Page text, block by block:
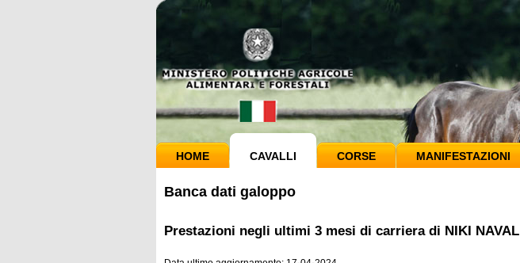
HOME CAVALLI CORSE MANIFESTAZIONI
Banca dati galoppo
Prestazioni negli ultimi 3 mesi di carriera di NIKI NAVAL